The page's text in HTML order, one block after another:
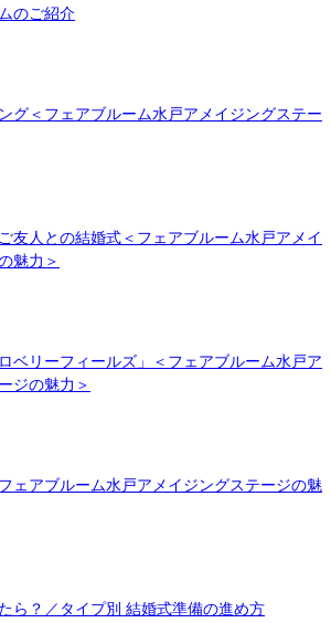
のご紹介
グ＜フェアブルーム水戸アメイジングステー
友人との結婚式＜フェアブルーム水戸アメイ
魅力＞
ベリーフィールズ」＜フェアブルーム水戸ア
ジの魅力＞
ェアブルーム水戸アメイジングステージの魅
ら？／タイプ別 結婚式準備の進め方